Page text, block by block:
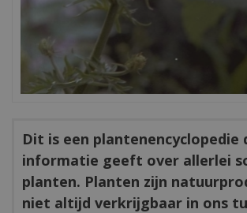
Dit is een plantenencyclopedie
informatie geeft over allerlei
planten. Planten zijn
niet altijd verkrijgbaar in ons